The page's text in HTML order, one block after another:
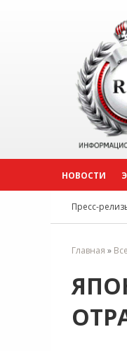
НОВОСТИ
Пресс-
Главная »